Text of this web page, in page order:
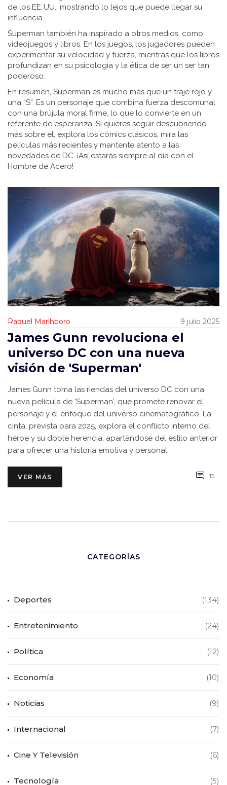
de los EE. UU., mostrando lo lejos que puede llegar su
influencia.
Superman también ha inspirado a otros medios, como
videojuegos y libros. En los juegos, los jugadores pueden
experimentar su velocidad y fuerza, mientras que los libros
profundizan en su psicología y la ética de ser un ser tan
poderoso.
En resumen, Superman es mucho más que un traje rojo y
una “S”. Es un personaje que combina fuerza descomunal
con una brújula moral firme, lo que lo convierte en un
referente de esperanza. Si quieres seguir descubriendo
más sobre él, explora los cómics clásicos, mira las
películas más recientes y mantente atento a las
novedades de DC. ¡Así estarás siempre al día con el
Hombre de Acero!
Raquel Marlhboro 9 julio 2025
James Gunn revoluciona el
universo DC con una nueva
visión de 'Superman'
James Gunn toma las riendas del universo DC con una
nueva película de 'Superman', que promete renovar el
personaje y el enfoque del universo cinematográfico. La
cinta, prevista para 2025, explora el conflicto interno del
héroe y su doble herencia, apartándose del estilo anterior
para ofrecer una historia emotiva y personal.
VER MÁS 15
CATEGORÍAS
Deportes (134)
Entretenimiento (24)
Política (12)
Economía (10)
Noticias (9)
Internacional (7)
Cine Y Televisión (6)
Tecnología (5)